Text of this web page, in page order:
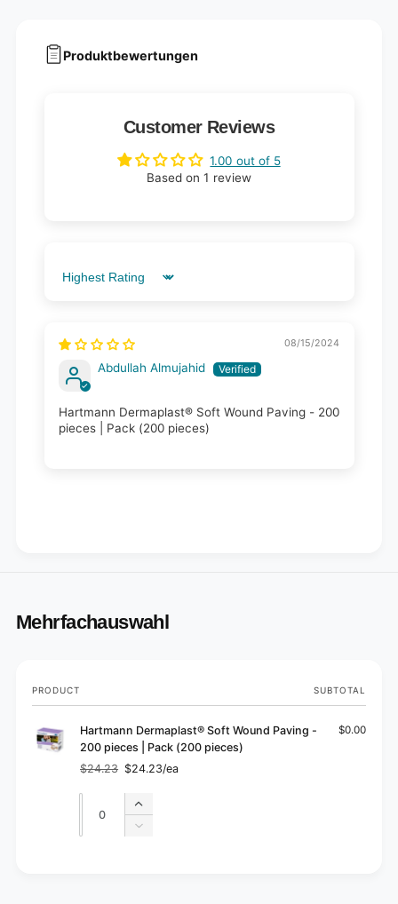
Produktbewertungen
Customer Reviews
1.00 out of 5
Based on 1 review
Sort by
08/15/2024
Abdullah Almujahid
Hartmann Dermaplast® Soft Wound Paving - 200
pieces | Pack (200 pieces)
Mehrfachauswahl
Your
cart
PRODUCT SUBTOTAL
Hartmann Dermaplast® Soft Wound Paving -
200 pieces | Pack (200 pieces)
Regular
price
$24.23
Sale
price
$24.23/ea
$0.00
Quantity
Increase
quantity
Decrease